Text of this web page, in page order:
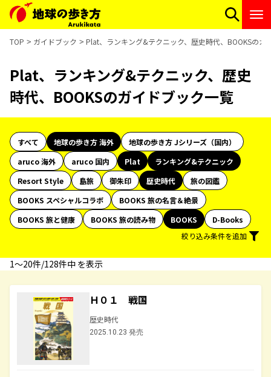
TOP ガイドブック Plat、ランキング&テクニック、歴史時代、BOOKSのガ
Plat、ランキング&テクニック、歴史
時代、BOOKSのガイドブック一覧
すべて 地球の歩き方 海外
地球の歩き方 Jシリーズ（国内）
aruco 海外
aruco 国内 Plat
ランキング&テクニック
Resort Style
島旅 御朱印 歴史時代
旅の図鑑
BOOKS スペシャルコラボ
BOOKS 旅の名言＆絶景
BOOKS 旅と健康
BOOKS 旅の読み物 BOOKS
D-Books
絞り込み条件を追加
1〜20件/128件中 を表示
Ｈ０１ 戦国
歴史時代
2025.10.23 発売